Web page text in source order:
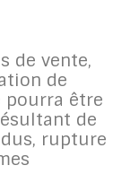
de vente,
de
pourra être
de
rupture